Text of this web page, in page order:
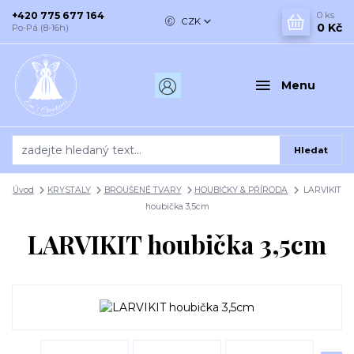
Menu
CZK
Hledat
+420 775 677 164
Po-Pá (8-16h)
0 ks
0 Kč
Úvod KRYSTALY BROUŠENÉ TVARY HOUBIČKY & PŘÍRODA
LARVIKIT
houbička 3,5cm
LARVIKIT houbička 3,5cm